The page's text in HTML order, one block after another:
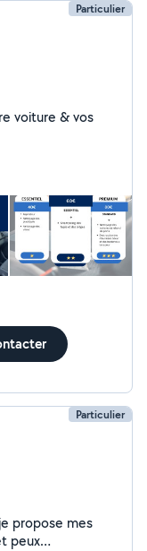
Particulier
voiture & vos
Particulier
propose mes
peux